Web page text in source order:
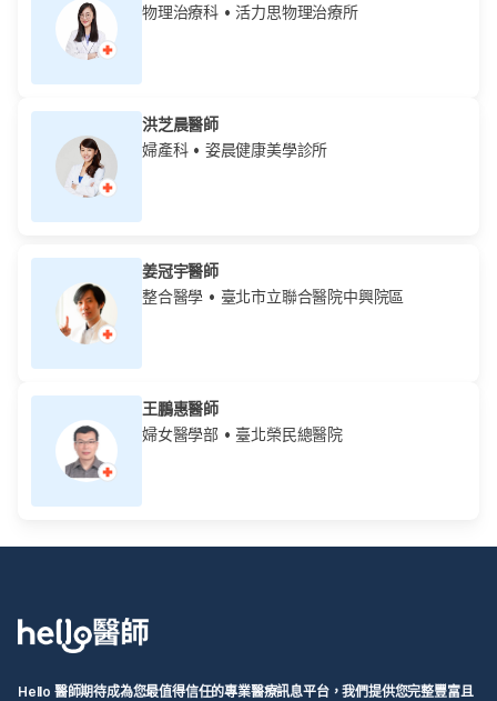
物理治療科 • 活力思物理治療所
洪芝晨醫師
婦產科• 姿晨健康美學診所
姜冠宇醫師
整合醫學 • 臺北市立聯合醫院中興院區
王鵬惠醫師
婦女醫學部 • 臺北榮民總醫院
Hello 醫師期待成為您最值得信任的專業醫療訊息平台，我們提供您完整豐富且